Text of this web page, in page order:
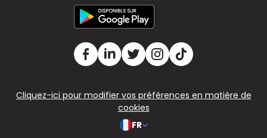
Cliquez-ici pour modifier vos préférences en matière de
cookies
FR